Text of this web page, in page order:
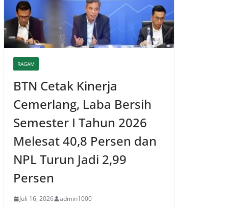
RAGAM
BTN Cetak Kinerja
Cemerlang, Laba Bersih
Semester I Tahun 2026
Melesat 40,8 Persen dan
NPL Turun Jadi 2,99
Persen
Juli 16, 2026 admin1000